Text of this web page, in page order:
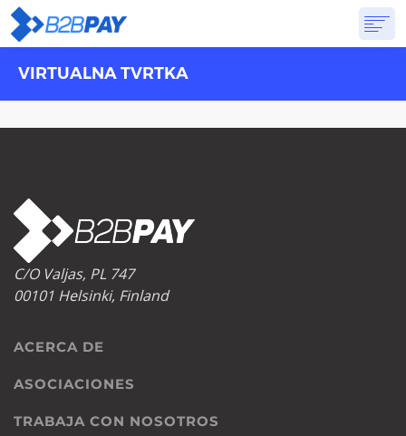
ACERCA DE SOLUCIONESBANCA VIRTUAL
VIRTUALNA TVRTKA
C/O Valjas, PL 747
00101 Helsinki, Finland
ACERCA DE
ASOCIACIONES
TRABAJA CON NOSOTROS